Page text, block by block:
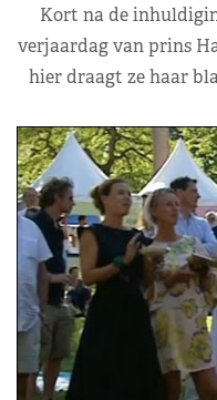
Kort na de
verjaardag van prins
hier draagt ze haar